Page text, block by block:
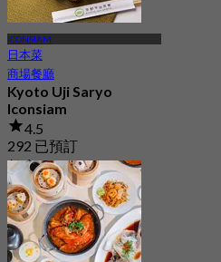
ICONSIAM
日本菜
商場餐廳
Kyoto Uji Saryo
Iconsiam
4.5
292 已預訂
起฿ 530